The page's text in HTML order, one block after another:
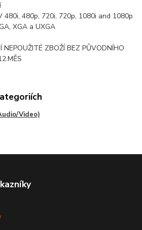
480i, 480p, 720i, 720p, 1080i and 1080p
XGA a UXGA
NEPOUŽITÉ ZBOŽÍ BEZ PŮVODNÍHO
Video)